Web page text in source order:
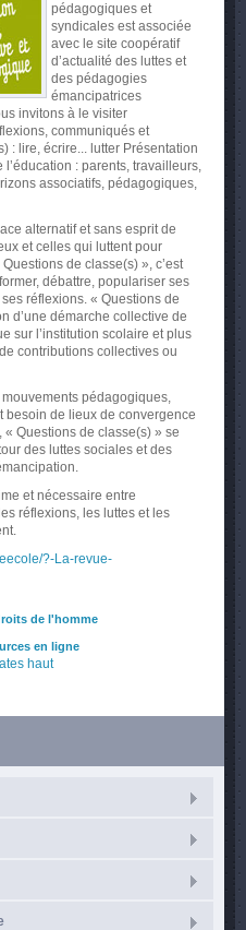
pédagogiques et
syndicales est associée
avec le site coopératif
d’actualité des luttes et
des pédagogies
émancipatrices
invitons à le visiter
communiqués et
: lire, écrire... lutter Présentation
l’éducation : parents, travailleurs,
associatifs, pédagogiques,
alternatif et sans esprit de
et celles qui luttent pour
de classe(s) », c’est
débattre, populariser ses
réflexions. « Questions de
d’une démarche collective de
sur l’institution scolaire et plus
contributions collectives ou
pédagogiques,
besoin de lieux de convergence
Questions de classe(s) » se
des luttes sociales et des
et nécessaire entre
réflexions, les luttes et les
?-La-revue-
de l'homme
en ligne
haut